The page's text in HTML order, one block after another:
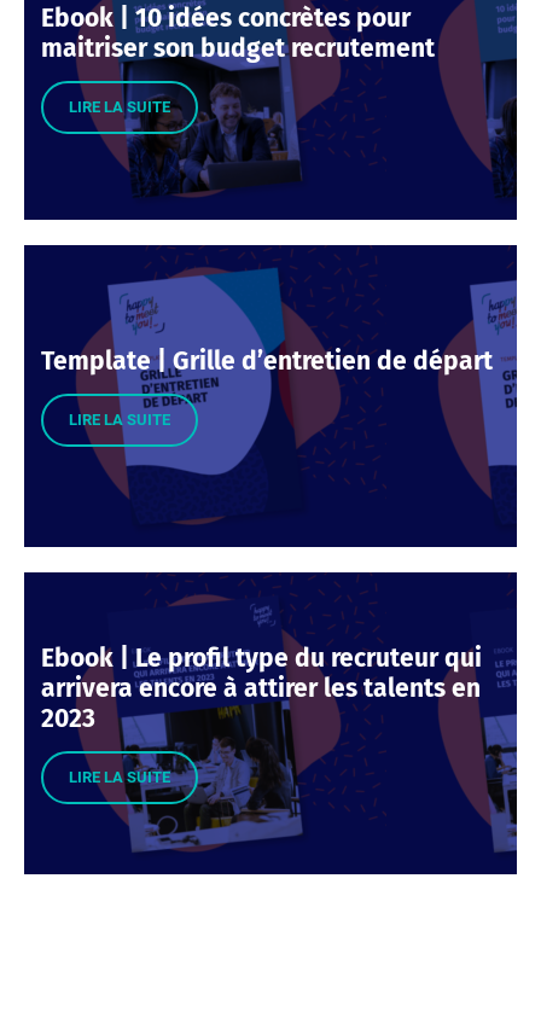
Ebook | 10 idées concrètes pour
maitriser son budget recrutement
LIRE LA SUITE
Template | Grille d’entretien de départ
LIRE LA SUITE
Ebook | Le profil type du recruteur qui
arrivera encore à attirer les talents en
2023
LIRE LA SUITE